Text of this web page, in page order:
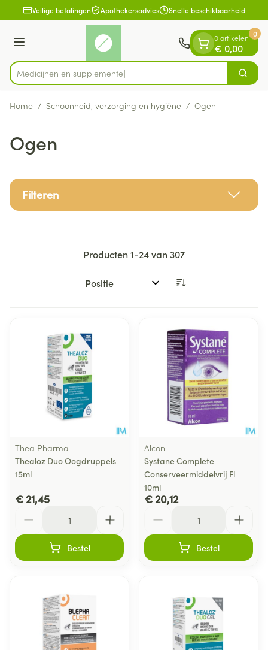
Ga naar de inhoud
1 van 1Veilige betalingen Apothekersadvies Snelle beschikbaarheid
Menu
Product, merk, categorie...
Medic Zoek
0 artikelen
€ 0,00
0
Home / Schoonheid, verzorging en hygiëne / Ogen
Ogen
Filteren
Producten1-24van307
Sorteer op:
Thea Pharma
Thealoz Duo Oogdruppels
15ml
€ 21,45
Bestel
Alcon
Systane Complete
Conserveermiddelvrij Fl
10ml
€ 20,12
Bestel